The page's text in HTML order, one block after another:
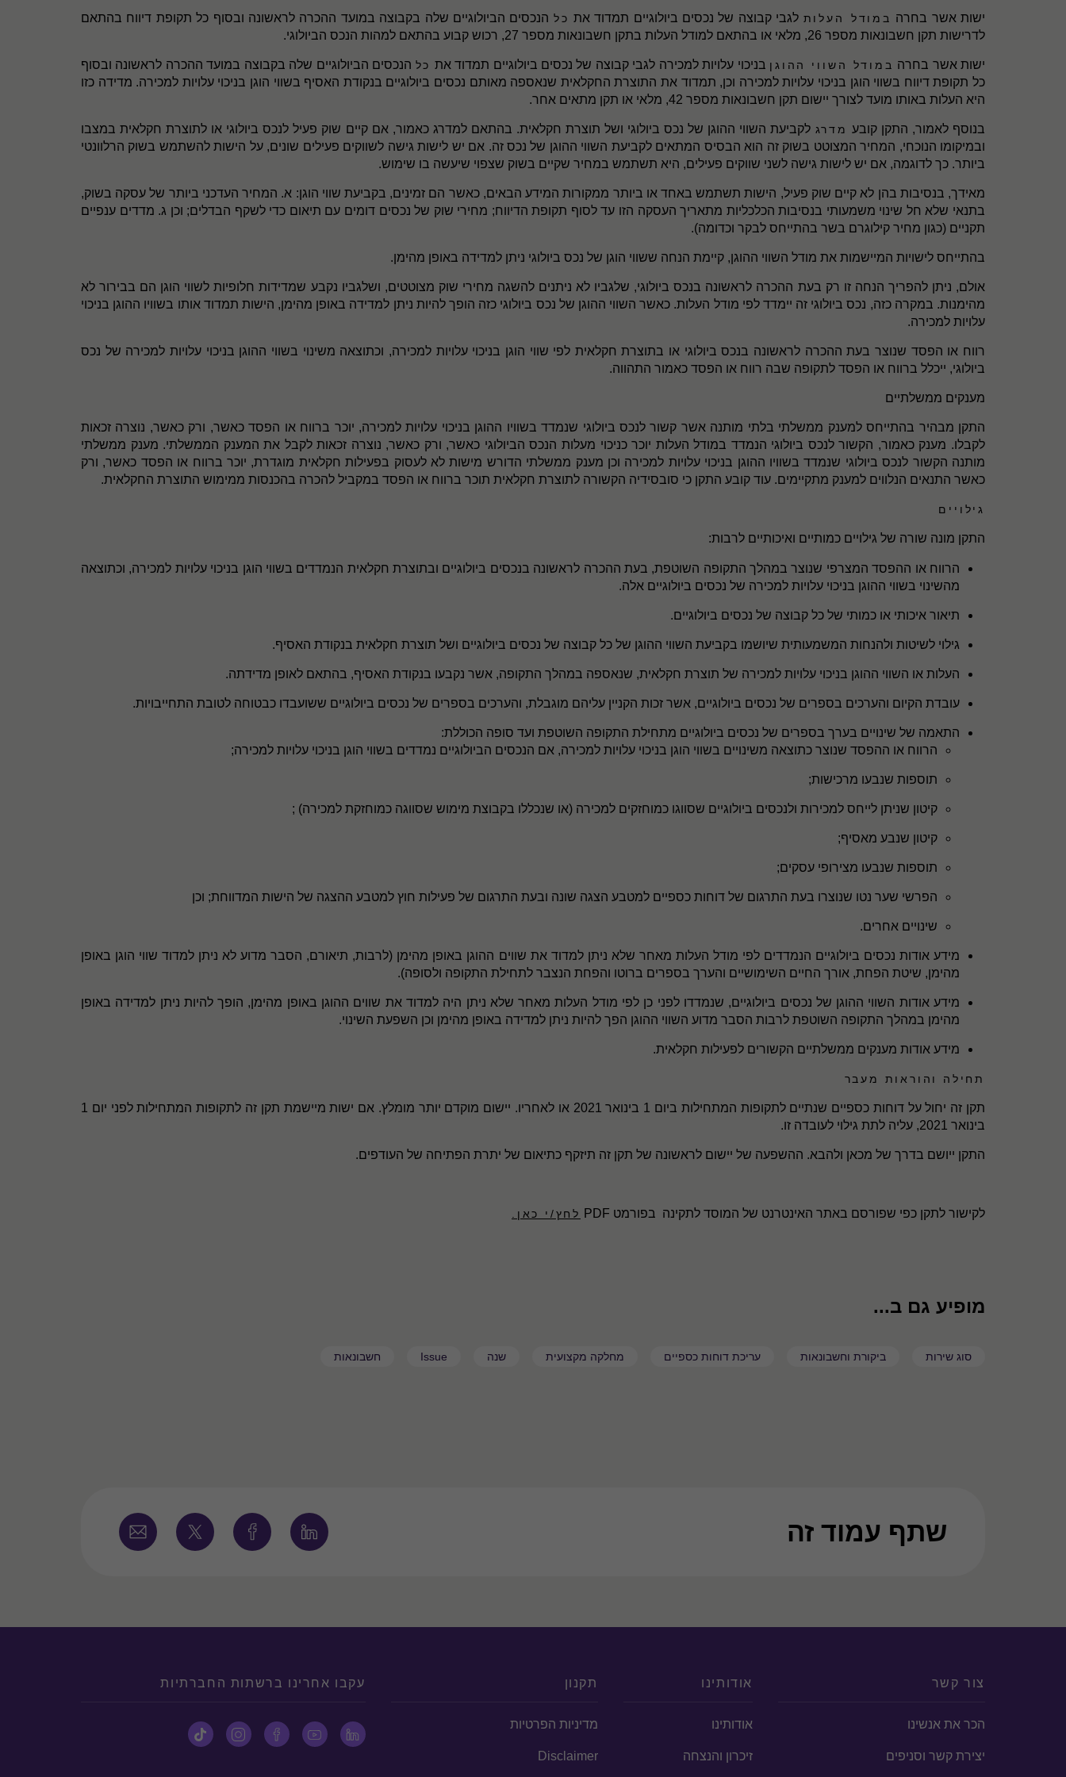
ישות אשר בחרה במודל העלות לגבי קבוצה של נכסים ביולוגיים תמדוד את כל הנכסים הביולוגיים שלה בקבוצה במועד ההכרה לראשונה ובסוף כל תקופת דיווח בהתאם
לדרישות תקן חשבונאות מספר 26, מלאי או בהתאם למודל העלות בתקן חשבונאות מספר 27, רכוש קבוע בהתאם למהות הנכס הביולוגי.
ישות אשר בחרה במודל השווי ההוגן בניכוי עלויות למכירה לגבי קבוצה של נכסים ביולוגיים תמדוד את כל הנכסים הביולוגיים שלה בקבוצה במועד ההכרה לראשונה ובסוף
כל תקופת דיווח בשווי הוגן בניכוי עלויות למכירה וכן, תמדוד את התוצרת החקלאית שנאספה מאותם נכסים ביולוגיים בנקודת האסיף בשווי הוגן בניכוי עלויות למכירה. מדידה כזו
היא העלות באותו מועד לצורך יישום תקן חשבונאות מספר 42, מלאי או תקן מתאים אחר.
בנוסף לאמור, התקן קובע מדרג לקביעת השווי ההוגן של נכס ביולוגי ושל תוצרת חקלאית. בהתאם למדרג כאמור, אם קיים שוק פעיל לנכס ביולוגי או לתוצרת חקלאית במצבו
ובמיקומו הנוכחי, המחיר המצוטט בשוק זה הוא הבסיס המתאים לקביעת השווי ההוגן של נכס זה. אם יש לישות גישה לשווקים פעילים שונים, על הישות להשתמש בשוק הרלוונטי
ביותר. כך לדוגמה, אם יש לישות גישה לשני שווקים פעילים, היא תשתמש במחיר שקיים בשוק שצפוי שיעשה בו שימוש.
מאידך, בנסיבות בהן לא קיים שוק פעיל, הישות תשתמש באחד או ביותר ממקורות המידע הבאים, כאשר הם זמינים, בקביעת שווי הוגן: א. המחיר העדכני ביותר של עסקה בשוק,
בתנאי שלא חל שינוי משמעותי בנסיבות הכלכליות מתאריך העסקה הזו עד לסוף תקופת הדיווח; מחירי שוק של נכסים דומים עם תיאום כדי לשקף הבדלים; וכן ג. מדדים ענפיים
תקניים (כגון מחיר קילוגרם בשר בהתייחס לבקר וכדומה).
בהתייחס לישויות המיישמות את מודל השווי ההוגן, קיימת הנחה ששווי הוגן של נכס ביולוגי ניתן למדידה באופן מהימן.
אולם, ניתן להפריך הנחה זו רק בעת ההכרה לראשונה בנכס ביולוגי, שלגביו לא ניתנים להשגה מחירי שוק מצוטטים, ושלגביו נקבע שמדידות חלופיות לשווי הוגן הם בבירור לא
מהימנות. במקרה כזה, נכס ביולוגי זה יימדד לפי מודל העלות. כאשר השווי ההוגן של נכס ביולוגי כזה הופך להיות ניתן למדידה באופן מהימן, הישות תמדוד אותו בשוויו ההוגן בניכוי
עלויות למכירה.
רווח או הפסד שנוצר בעת ההכרה לראשונה בנכס ביולוגי או בתוצרת חקלאית לפי שווי הוגן בניכוי עלויות למכירה, וכתוצאה משינוי בשווי ההוגן בניכוי עלויות למכירה של נכס
ביולוגי, ייכלל ברווח או הפסד לתקופה שבה רווח או הפסד כאמור התהווה.
מענקים ממשלתיים
התקן מבהיר בהתייחס למענק ממשלתי בלתי מותנה אשר קשור לנכס ביולוגי שנמדד בשוויו ההוגן בניכוי עלויות למכירה, יוכר ברווח או הפסד כאשר, ורק כאשר, נוצרה זכאות
לקבלו. מענק כאמור, הקשור לנכס ביולוגי הנמדד במודל העלות יוכר כניכוי מעלות הנכס הביולוגי כאשר, ורק כאשר, נוצרה זכאות לקבל את המענק הממשלתי. מענק ממשלתי
מותנה הקשור לנכס ביולוגי שנמדד בשוויו ההוגן בניכוי עלויות למכירה וכן מענק ממשלתי הדורש מישות לא לעסוק בפעילות חקלאית מוגדרת, יוכר ברווח או הפסד כאשר, ורק
כאשר התנאים הנלווים למענק מתקיימים. עוד קובע התקן כי סובסידיה הקשורה לתוצרת חקלאית תוכר ברווח או הפסד במקביל להכרה בהכנסות ממימוש התוצרת החקלאית.
גילויים
התקן מונה שורה של גילויים כמותיים ואיכותיים לרבות:
הרווח או ההפסד המצרפי שנוצר במהלך התקופה השוטפת, בעת ההכרה לראשונה בנכסים ביולוגיים ובתוצרת חקלאית הנמדדים בשווי הוגן בניכוי עלויות למכירה, וכתוצאה
מהשינוי בשווי ההוגן בניכוי עלויות למכירה של נכסים ביולוגיים אלה.
תיאור איכותי או כמותי של כל קבוצה של נכסים ביולוגיים.
גילוי לשיטות ולהנחות המשמעותית שיושמו בקביעת השווי ההוגן של כל קבוצה של נכסים ביולוגיים ושל תוצרת חקלאית בנקודת האסיף.
העלות או השווי ההוגן בניכוי עלויות למכירה של תוצרת חקלאית, שנאספה במהלך התקופה, אשר נקבעו בנקודת האסיף, בהתאם לאופן מדידתה.
עובדת הקיום והערכים בספרים של נכסים ביולוגיים, אשר זכות הקניין עליהם מוגבלת, והערכים בספרים של נכסים ביולוגיים ששועבדו כבטוחה לטובת התחייבויות.
התאמה של שינויים בערך בספרים של נכסים ביולוגיים מתחילת התקופה השוטפת ועד סופה הכוללת:
הרווח או ההפסד שנוצר כתוצאה משינויים בשווי הוגן בניכוי עלויות למכירה, אם הנכסים הביולוגיים נמדדים בשווי הוגן בניכוי עלויות למכירה;
תוספות שנבעו מרכישות;
קיטון שניתן לייחס למכירות ולנכסים ביולוגיים שסווגו כמוחזקים למכירה (או שנכללו בקבוצת מימוש שסווגה כמוחזקת למכירה) ;
קיטון שנבע מאסיף;
תוספות שנבעו מצירופי עסקים;
הפרשי שער נטו שנוצרו בעת התרגום של דוחות כספיים למטבע הצגה שונה ובעת התרגום של פעילות חוץ למטבע ההצגה של הישות המדווחת; וכן
שינויים אחרים.
מידע אודות נכסים ביולוגיים הנמדדים לפי מודל העלות מאחר שלא ניתן למדוד את שווים ההוגן באופן מהימן (לרבות, תיאורם, הסבר מדוע לא ניתן למדוד שווי הוגן באופן
מהימן, שיטת הפחת, אורך החיים השימושיים והערך בספרים ברוטו והפחת הנצבר לתחילת התקופה ולסופה).
מידע אודות השווי ההוגן של נכסים ביולוגיים, שנמדדו לפני כן לפי מודל העלות מאחר שלא ניתן היה למדוד את שווים ההוגן באופן מהימן, הופך להיות ניתן למדידה באופן
מהימן במהלך התקופה השוטפת לרבות הסבר מדוע השווי ההוגן הפך להיות ניתן למדידה באופן מהימן וכן השפעת השינוי.
מידע אודות מענקים ממשלתיים הקשורים לפעילות חקלאית.
תחילה והוראות מעבר
תקן זה יחול על דוחות כספיים שנתיים לתקופות המתחילות ביום 1 בינואר 2021 או לאחריו. יישום מוקדם יותר מומלץ. אם ישות מיישמת תקן זה לתקופות המתחילות לפני יום 1
בינואר 2021, עליה לתת גילוי לעובדה זו.
התקן ייושם בדרך של מכאן ולהבא. ההשפעה של יישום לראשונה של תקן זה תיזקף כתיאום של יתרת הפתיחה של העודפים.
לקישור לתקן כפי שפורסם באתר האינטרנט של המוסד לתקינה בפורמט PDF לחץ/י כאן.
מופיע גם ב...
סוג שירות ביקורת וחשבונאות עריכת דוחות כספיים מחלקה מקצועית שנה Issue חשבונאות
שתף עמוד זה
צור קשר
הכר את אנשינו
יצירת קשר וסניפים
אודותינו
אודותינו
זיכרון והנצחה
תקנון
מדיניות הפרטיות
Disclaimer
עקבו אחרינו ברשתות החברתיות